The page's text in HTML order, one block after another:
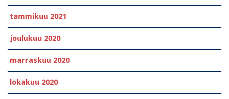
tammikuu 2021
joulukuu 2020
marraskuu 2020
lokakuu 2020